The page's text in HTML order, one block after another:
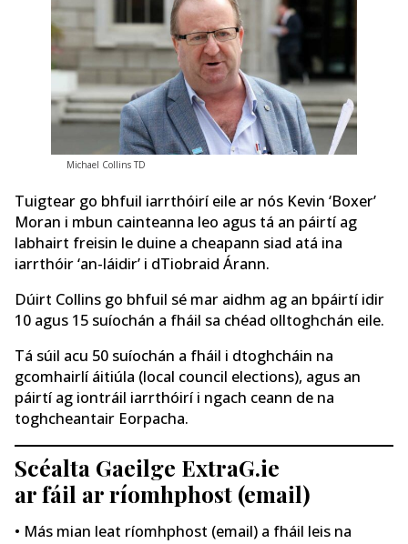
Michael Collins TD
Tuigtear go bhfuil iarrthóirí eile ar nós Kevin ‘Boxer’
Moran i mbun cainteanna leo agus tá an páirtí ag
labhairt freisin le duine a cheapann siad atá ina
iarrthóir ‘an-láidir’ i dTiobraid Árann.
Dúirt Collins go bhfuil sé mar aidhm ag an bpáirtí idir
10 agus 15 suíochán a fháil sa chéad olltoghchán eile.
Tá súil acu 50 suíochán a fháil i dtoghcháin na
gcomhairlí áitiúla (local council elections), agus an
páirtí ag iontráil iarrthóirí i ngach ceann de na
toghcheantair Eorpacha.
Scéalta Gaeilge ExtraG.ie
ar fáil ar ríomhphost (email)
• Más mian leat ríomhphost (email) a fháil leis na